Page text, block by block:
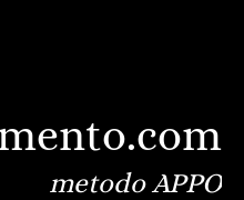
metodo APPO